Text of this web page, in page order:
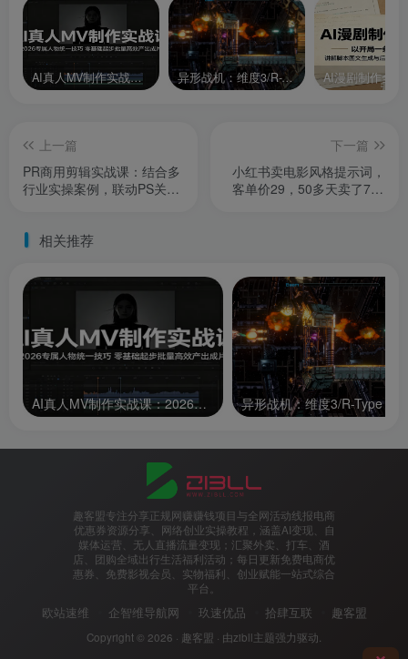
AI真人MV制作实战课：2026专属人物统一技巧，零基础起步批量高效产出成片 异形战机：维度3/R-Type Dimensions III
上一篇
PR商用剪辑实战课：结合多
行业实操案例，联动PS关键
下一篇
小红书卖电影风格提示词，
客单价29，50多天卖了790
相关推荐
AI真人MV制作实战课：2026专属人物统一技巧，零基础起步批量高效产出成片
趣客盟专注分享正规网赚赚钱项目与全网活动线报电商
优惠券资源分享、网络创业实操教程，涵盖AI变现、自
媒体运营、无人直播流量变现；汇聚外卖、打车、酒
店、团购全域出行生活福利活动；每日更新免费电商优
惠券、免费影视会员、实物福利、创业赋能一站式综合
平台。
欧站速维 企智维导航网 玖速优品 拾肆互联 趣客盟
Copyright © 2026 · 趣客盟 · 由zibll主题强力驱动.